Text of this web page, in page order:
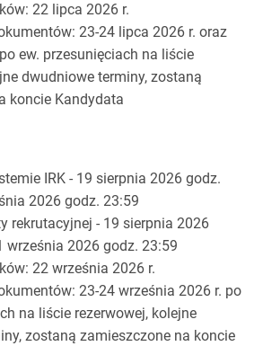
22 lipca 2026 r.
23-24 lipca 2026 r. oraz
ew. przesunięciach na liście
dwudniowe terminy, zostaną
koncie Kandydata
IRK - 19 sierpnia 2026 godz.
2026 godz. 23:59
rekrutacyjnej - 19 sierpnia 2026
września 2026 godz. 23:59
22 września 2026 r.
23-24 września 2026 r. po
na liście rezerwowej, kolejne
zostaną zamieszczone na koncie